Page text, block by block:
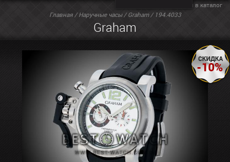
Главная/Наручные часы/Graham/ 194.4033
Graham
Вернуться в каталог